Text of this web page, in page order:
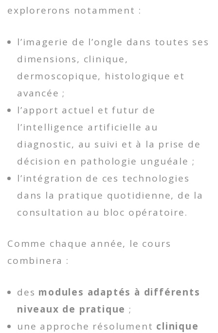
explorerons notamment :
l’imagerie de l’ongle dans toutes ses
dimensions, clinique,
dermoscopique, histologique et
avancée ;
l’apport actuel et futur de
l’intelligence artificielle au
diagnostic, au suivi et à la prise de
décision en pathologie unguéale ;
l’intégration de ces technologies
dans la pratique quotidienne, de la
consultation au bloc opératoire.
Comme chaque année, le cours
combinera :
des modules adaptés à différents
niveaux de pratique ;
une approche résolument clinique